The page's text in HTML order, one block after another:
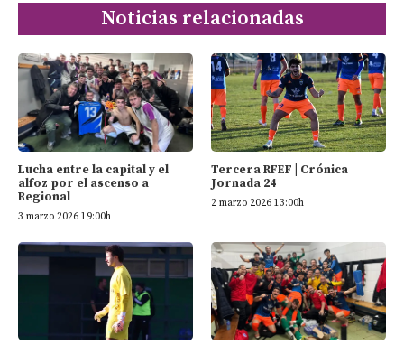
Noticias relacionadas
Lucha entre la capital y el
alfoz por el ascenso a
Regional
3 marzo 2026 19:00h
Tercera RFEF | Crónica
Jornada 24
2 marzo 2026 13:00h